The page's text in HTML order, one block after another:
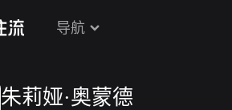
导航
朱莉娅·奥蒙德